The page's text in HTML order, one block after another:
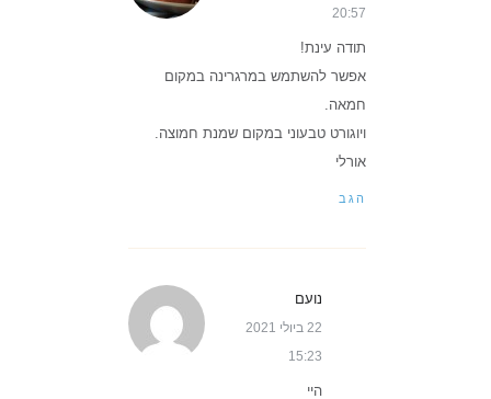
20:57
תודה עינת!
אפשר להשתמש במרגרינה במקום
חמאה.
ויוגורט טבעוני במקום שמנת חמוצה.
אורלי
הגב
נועם
22 ביולי 2021
15:23
היי